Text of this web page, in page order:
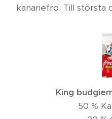
kanariefrö. Till största
King
50 %